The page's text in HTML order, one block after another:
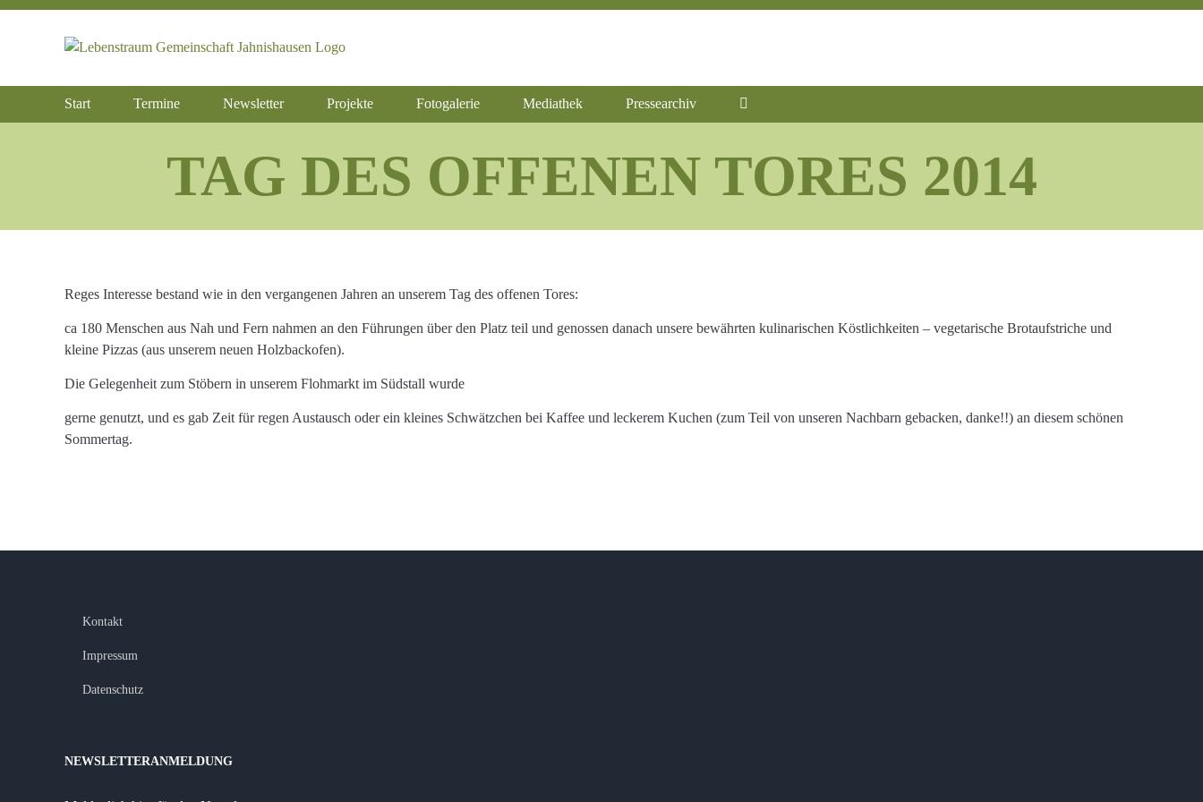
Zum
Start Termine Newsletter Projekte Fotogalerie Mediathek Pressearchiv
TAG DES OFFENEN TORES 2014
Reges Interesse bestand wie in den vergangenen Jahren an unserem Tag des offenen Tores:
ca 180 Menschen aus Nah und Fern nahmen an den Führungen über den Platz teil und genossen danach unsere bewährten kulinarischen Köstlichkeiten – vegetarische Brotaufstriche und
kleine Pizzas (aus unserem neuen Holzbackofen).
Die Gelegenheit zum Stöbern in unserem Flohmarkt im Südstall wurde
gerne genutzt, und es gab Zeit für regen Austausch oder ein kleines Schwätzchen bei Kaffee und leckerem Kuchen (zum Teil von unseren Nachbarn gebacken, danke!!) an diesem schönen
Sommertag.
Kontakt
Impressum
Datenschutz
NEWSLETTERANMELDUNG